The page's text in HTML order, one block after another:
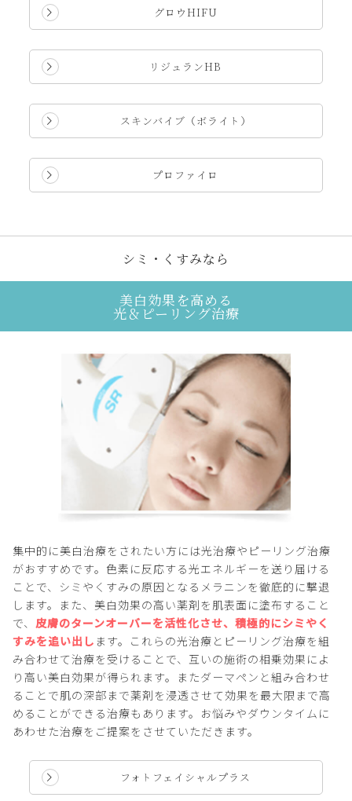
グロウHIFU
リジュランHB
スキンバイブ（ボライト）
プロファイロ
シミ・くすみなら
美白効果を高める
光＆ピーリング治療
集中的に美白治療をされたい方には光治療やピーリング治療
がおすすめです。色素に反応する光エネルギーを送り届ける
ことで、シミやくすみの原因となるメラニンを徹底的に撃退
します。また、美白効果の高い薬剤を肌表面に塗布すること
で、 皮膚のターンオーバーを活性化させ、積極的にシミやく
すみを追い出し ます。これらの光治療とピーリング治療を組
み合わせて治療を受けることで、互いの施術の相乗効果によ
り高い美白効果が得られます。またダーマペンと組み合わせ
ることで肌の深部まで薬剤を浸透させて効果を最大限まで高
めることができる治療もあります。お悩みやダウンタイムに
あわせた治療をご提案をさせていただきます。
フォトフェイシャルプラス